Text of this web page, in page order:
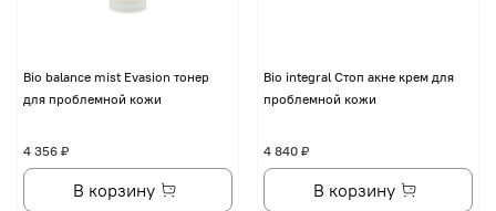
Bio balance mist Evasion тонер
для проблемной кожи
4 356 ₽
В корзину
Bio integral Стоп акне крем для
проблемной кожи
4 840 ₽
В корзину